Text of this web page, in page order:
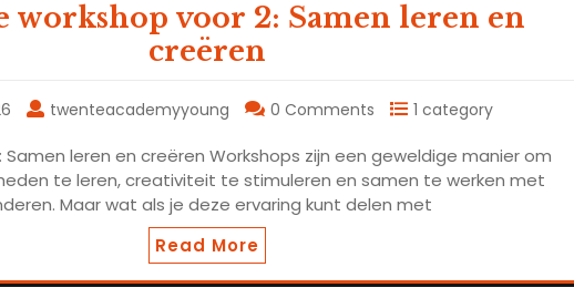
workshop voor 2: Samen leren en
creëren
twenteacademyyoung 0 Comments 1 category
Samen leren en creëren Workshops zijn een geweldige manier om
te leren, creativiteit te stimuleren en samen te werken met
Maar wat als je deze ervaring kunt delen met
Read More